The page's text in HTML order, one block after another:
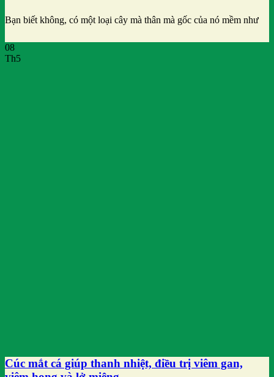
Bạn biết không, có một loại cây mà thân mà gốc của nó mềm như
08
Th5
Cúc mắt cá giúp thanh nhiệt, điều trị viêm gan,